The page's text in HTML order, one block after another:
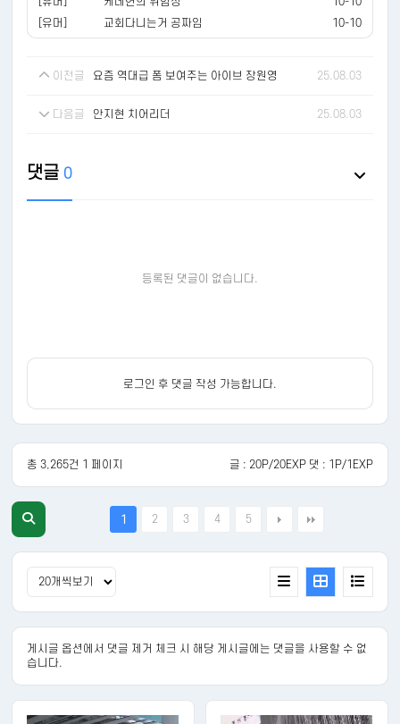
[유머]
교회다니는거 공짜임 10-10
이전글 요즘 역대급 폼 보여주는 아이브 장원영 25.08.03
다음글 안지현 치어리더 25.08.03
댓글 0
등록된 댓글이 없습니다.
로그인 후 댓글 작성 가능합니다.
총 3,265건 1 페이지 글 : 20P/20EXP 댓 : 1P/1EXP
1 2 3 4 5
게시글 옵션에서 댓글 제거 체크 시 해당 게시글에는 댓글을 사용할 수 없
습니다.